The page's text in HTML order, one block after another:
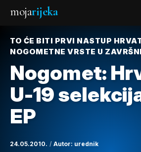
mojarijeka
TO ĆE BITI PRVI NASTUP
NOGOMETNE VRSTE U
Nogomet:
U-19
EP
24.05.2010. Autor: urednik